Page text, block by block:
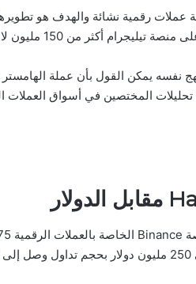
عملات رقمية نشائة والهدف هو
أكثر من 150 مليون لاعب نشط.
نفسه يمكن القول بأن عملة
المختصين في أسواق العملات